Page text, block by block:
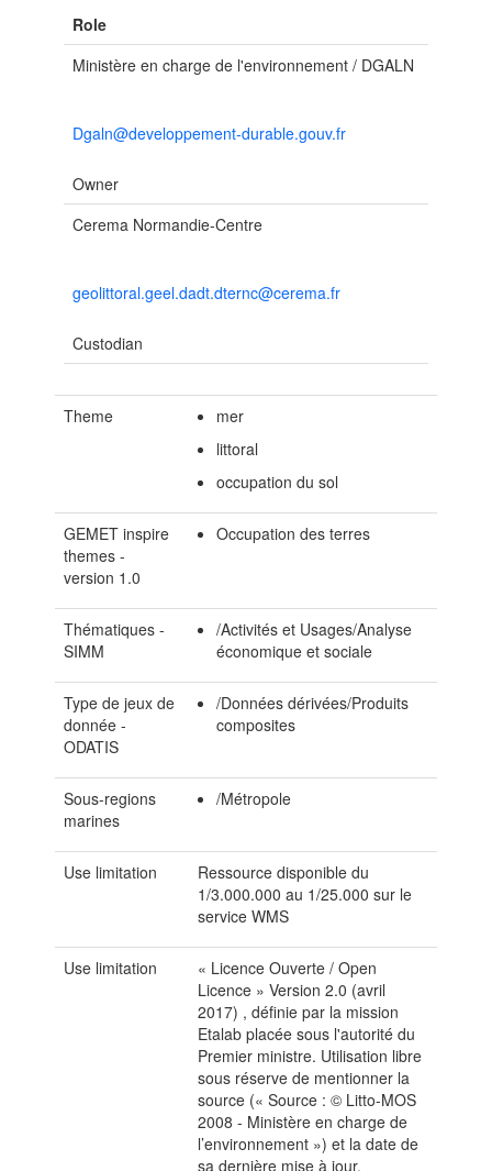
Role
Ministère en charge de l'environnement / DGALN
Dgaln@developpement-durable.gouv.fr
Owner
Cerema Normandie-Centre
geolittoral.geel.dadt.dternc@cerema.fr
Custodian
Theme
mer
littoral
occupation du sol
GEMET inspire
themes -
version 1.0
Occupation des terres
Thématiques -
SIMM
/Activités et Usages/Analyse
économique et sociale
Type de jeux de
donnée -
ODATIS
/Données dérivées/Produits
composites
Sous-regions
marines
/Métropole
Use limitation
Ressource disponible du
1/3.000.000 au 1/25.000 sur le
service WMS
Use limitation
« Licence Ouverte / Open
Licence » Version 2.0 (avril
2017) , définie par la mission
Etalab placée sous l'autorité du
Premier ministre. Utilisation libre
sous réserve de mentionner la
source (« Source : © Litto-MOS
2008 - Ministère en charge de
l’environnement ») et la date de
sa dernière mise à jour.